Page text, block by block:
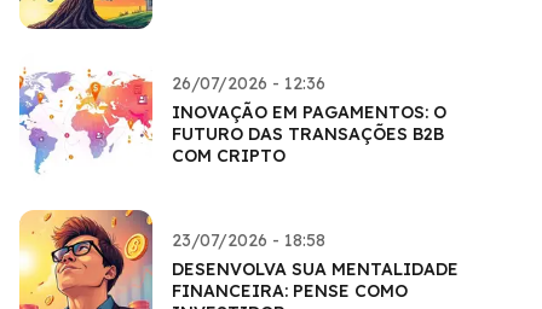
26/07/2026 - 12:36
INOVAÇÃO EM PAGAMENTOS: O
FUTURO DAS TRANSAÇÕES B2B
COM CRIPTO
23/07/2026 - 18:58
DESENVOLVA SUA MENTALIDADE
FINANCEIRA: PENSE COMO